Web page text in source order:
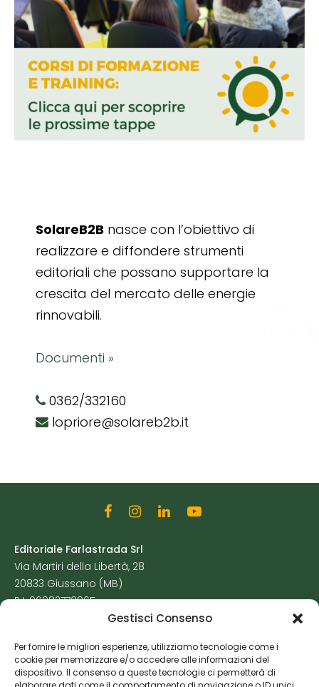
Gestisci Consenso
Per fornire le migliori esperienze, utilizziamo tecnologie come i
cookie per memorizzare e/o accedere alle informazioni del
dispositivo. Il consenso a queste tecnologie ci permetterà di
SolareB2B nasce con l’obiettivo di
realizzare e diffondere strumenti
editoriali che possano supportare la
crescita del mercato delle energie
rinnovabili.
Documenti »
0362/332160
lopriore@solareb2b.it
Editoriale Farlastrada Srl
Via Martiri della Libertà, 28
20833 Giussano (MB)
P.I. 06982770965
Cookie Policy
Risorse Aggiuntive